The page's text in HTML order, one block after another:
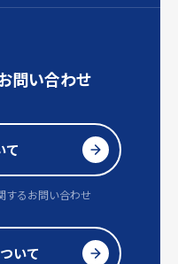
問い合わせ
て
するお問い合わせ
いて